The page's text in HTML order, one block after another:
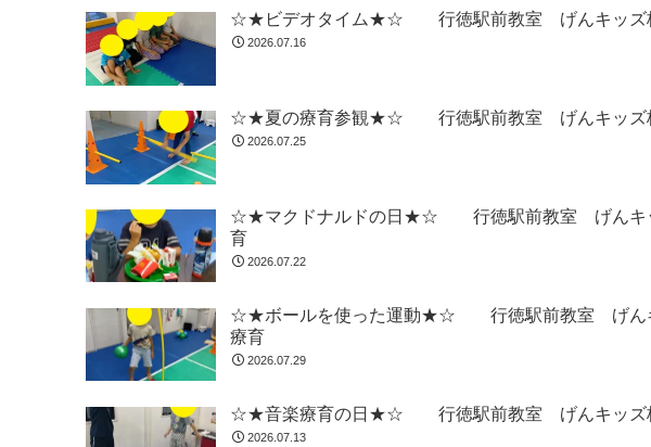
☆★ビデオタイム★☆ 行徳駅前教室 げんキッズ
2026.07.16
☆★夏の療育参観★☆ 行徳駅前教室 げんキッズ
2026.07.25
☆★マクドナルドの日★☆ 行徳駅前教室 げんキ
育
2026.07.22
☆★ボールを使った運動★☆ 行徳駅前教室 げん
療育
2026.07.29
☆★音楽療育の日★☆ 行徳駅前教室 げんキッズ
2026.07.13